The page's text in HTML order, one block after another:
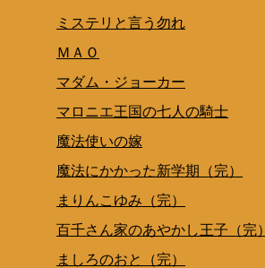
ミステリと言う勿れ
ＭＡＯ
マダム・ジョーカー
マロニエ王国の七人の騎士
魔法使いの嫁
魔法にかかった新学期（完）
まりんこゆみ（完）
百千さん家のあやかし王子（完）
ましろのおと（完）